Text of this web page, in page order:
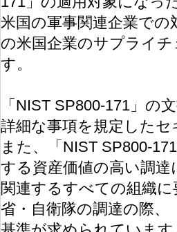
米国の軍事関連企業で
の米国企業のサプライ
す。
「NIST SP800-171」の
詳細な事項を規定した
また、「NIST SP800-
する資産価値の高い調達
関連するすべての組織
省・自衛隊の調達の際